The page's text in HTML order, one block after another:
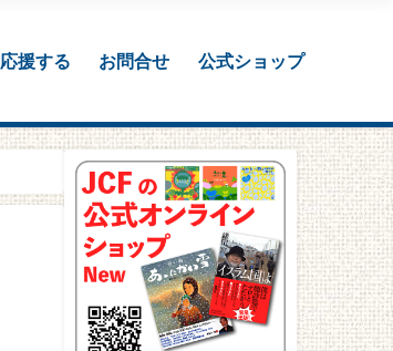
応援する お問合せ 公式ショップ